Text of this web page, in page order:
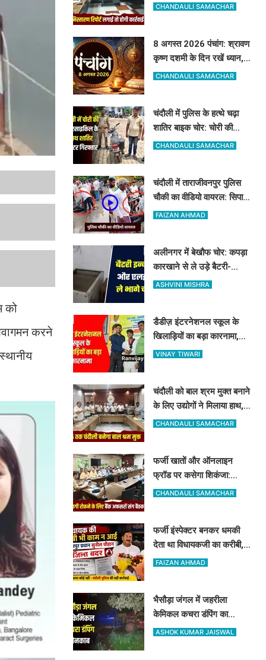
को
करने
अधिकारियों को दी सीधे कार्रवाई
CHANDAULI SAMACHAR
8 अगस्त 2026 पंचांग: श्रावण
कृष्ण दशमी के दिन रखें ध्यान,
जानें शनि देव की पूजा का शुभ
CHANDAULI SAMACHAR
चंदौली में पुलिस के हत्थे चढ़ा
शातिर बाइक चोर: चोरी की
मोटरसाइकिल के साथ बिहार का
CHANDAULI SAMACHAR
चंदौली में ताराजीवनपुर पुलिस
चौकी का वीडियो वायरल: सिपाही
पर मारपीट का आरोप, पुलिस ने
FAIZAN AHMAD
अलीनगर में बेखौफ चोर: कपड़ा
कारखाने से ले उड़े बैटरी-
इन्वर्टर और LED, व्यापारियों में
ASHVINI MISHRA
डैडीज़ इंटरनेशनल स्कूल के
खिलाड़ियों का बड़ा कारनामा,
यूपी स्टेट ताइक्वांडो में 5 मेडल्स
VINAY TIWARI
चंदौली को बाल श्रम मुक्त बनाने
के लिए उद्योगों ने मिलाया हाथ,
रामनगर में हुई बड़ी बैठक, बाल
CHANDAULI SAMACHAR
फर्जी खातों और ऑनलाइन
फ्रॉड पर कसेगा शिकंजा:
चंदौली पुलिस कप्तान ने बैंक
CHANDAULI SAMACHAR
फर्जी इंस्पेक्टर बनकर धमकी
देता था विधायकजी का करीबी,
अब DM और SP ने अमोघपुर
FAIZAN AHMAD
भैसौड़ा जंगल में जहरीला
केमिकल कचरा डंपिंग का
खुलासा: रिलायंस कंपनी पर वन
ASHOK KUMAR JAISWAL